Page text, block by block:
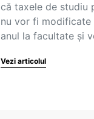
că taxele de studiu
nu vor fi modificate
anul la facultate și
Vezi articolul